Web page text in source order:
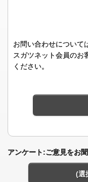
お問い合わせについて
スガツネット会員のお
ください。
アンケート:ご意見をお
(選